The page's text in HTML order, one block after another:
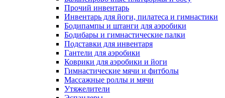
Прочий инвентарь
Инвентарь для йоги, пилатеса и гимнастики
Бодипампы и штанги для аэробики
Бодибары и гимнастические палки
Подставки для инвентаря
Гантели для аэробики
Коврики для аэробики и йоги
Гимнастические мячи и фитболы
Массажные роллы и мячи
Утяжелители